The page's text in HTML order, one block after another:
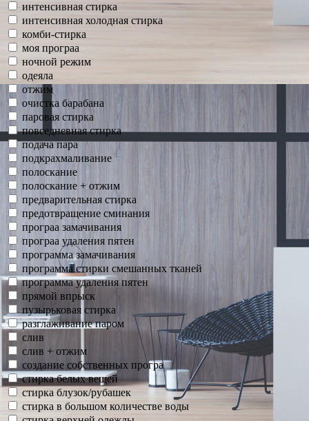
интенсивная стирка
интенсивная холодная стирка
комби-стирка
моя програа
ночной режим
одеяла
отжим
очистка барабана
паровая стирка
повседневная стирка
подача пара
подкрахмаливание
полоскание
полоскание + отжим
предварительная стирка
предотвращение сминания
програа замачивания
програа удаления пятен
программа замачивания
программа стирки смешанных тканей
программа удаления пятен
прямой впрыск
пузырьковая стирка
разглаживание паром
слив
слив + отжим
создание собственных програ
стирка белых вещей
стирка блузок/рубашек
стирка в большом количестве воды